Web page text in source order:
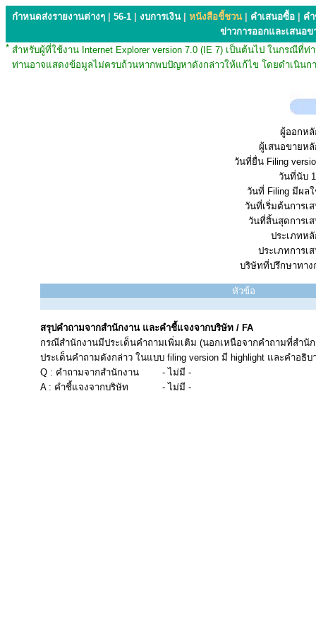
กำหนดส่งรายงานต่างๆ 56-1 งบการเงิน หนังสือชี้ชวน คำเสนอซื้อ
ค
ข่าวการออกและเสนอข
* สำหรับผู้ที่ใช้งาน Internet Explorer version 7.0 (IE 7) เป็นต้นไป ในกรณี
ท่านอาจแสดงข้อมูลไม่ครบถ้วนหากพบปัญหาดังกล่าวให้แก้ไข โดยดำเนินก
ผู้ออกห
ผู้เสนอขายห
วันที่ยื่น Filing
วันที่นับ
วันที่ Filing มีผล
วันที่เริ่มต้นการเ
วันที่สิ้นสุดการเ
ประเภทห
ประเภทการเ
บริษัทที่ปรึกษาทาง
หัวข้อ
สรุปคำถามจากสำนักงาน และคำชี้แจงจากบริษัท / FA
กรณีสำนักงานมีประเด็นคำถามเพิ่มเติม (นอกเหนือจากคำถามที่สำ
ประเด็นคำถามดังกล่าว ในแบบ filing version มี highlight และคำอธิ
Q : คำถามจากสำนักงาน
- ไม่มี -
A : คำชี้แจงจากบริษัท
- ไม่มี -